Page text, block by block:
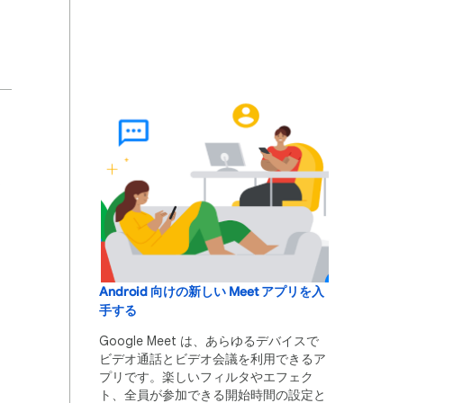
Android 向けの新しい Meet アプリを入
手する
Google Meet は、あらゆるデバイスで
ビデオ通話とビデオ会議を利用できるア
プリです。楽しいフィルタやエフェク
ト、全員が参加できる開始時間の設定と